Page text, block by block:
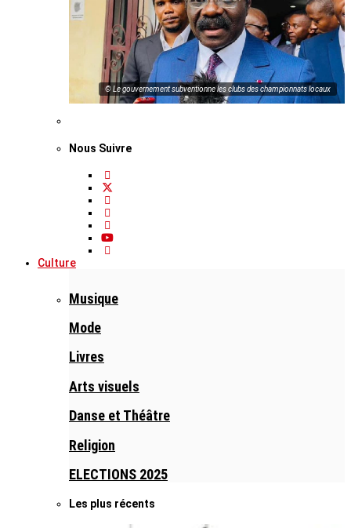
© Le gouvernement subventionne les clubs des championnats locaux
Nous Suivre
Culture
Musique
Mode
Livres
Arts visuels
Danse et Théâtre
Religion
ELECTIONS 2025
Les plus récents